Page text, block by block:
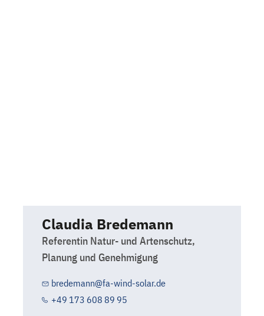
Claudia Bredemann
Referentin Natur- und Artenschutz,
Planung und Genehmigung
bredemann@fa-wind-solar.de
+49 173 608 89 95